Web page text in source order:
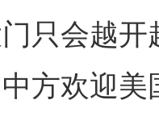
只会越
方欢迎